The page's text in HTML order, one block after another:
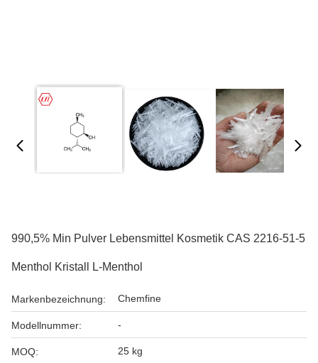
990,5% Min Pulver Lebensmittel Kosmetik CAS 2216-51-5
Menthol Kristall L-Menthol
Markenbezeichnung: Chemfine
Modellnummer: -
MOQ: 25 kg